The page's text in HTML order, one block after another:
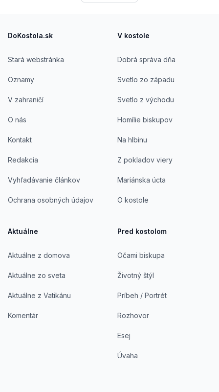
DoKostola.sk
Stará webstránka
Oznamy
V zahraničí
O nás
Kontakt
Redakcia
Vyhľadávanie článkov
Ochrana osobných údajov
Aktuálne
Aktuálne z domova
Aktuálne zo sveta
Aktuálne z Vatikánu
Komentár
V kostole
Dobrá správa dňa
Svetlo zo západu
Svetlo z východu
Homílie biskupov
Na hlbinu
Z pokladov viery
Mariánska úcta
O kostole
Pred kostolom
Očami biskupa
Životný štýl
Príbeh / Portrét
Rozhovor
Esej
Úvaha